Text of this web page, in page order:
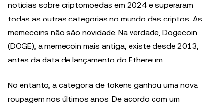
notícias sobre criptomoedas em 2024 e superaram
todas as outras categorias no mundo das criptos. As
memecoins não são novidade. Na verdade, Dogecoin
(DOGE), a memecoin mais antiga, existe desde 2013,
antes da data de lançamento do Ethereum.
No entanto, a categoria de tokens ganhou uma nova
roupagem nos últimos anos. De acordo com um